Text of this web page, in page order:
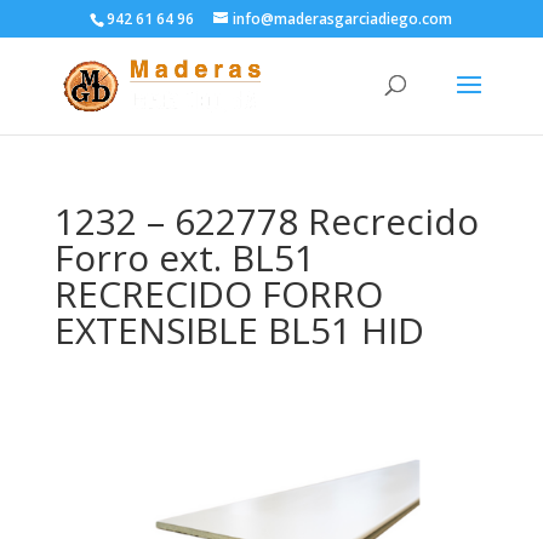
942 61 64 96 info@maderasgarciadiego.com
1232 – 622778 Recrecido
Forro ext. BL51
RECRECIDO FORRO
EXTENSIBLE BL51 HID